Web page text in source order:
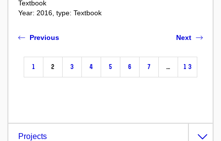
Textbook
Year: 2016, type: Textbook
Previous
1 2 3 4 5 6 7 … 13
Next
Projects